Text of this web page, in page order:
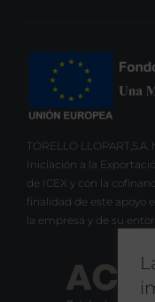
TORELLO
Iniciación a la
de ICEX y con la
finalidad de este apoyo
la empresa y de su